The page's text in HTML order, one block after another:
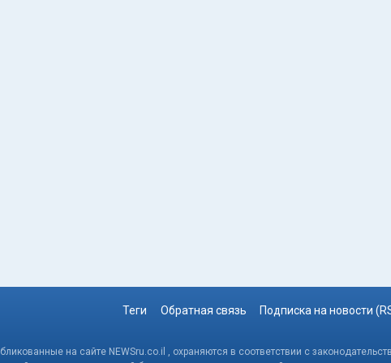
Теги Обратная связь Подписка на новости
на сайте NEWSru.co.il , охраняются в соответствии с